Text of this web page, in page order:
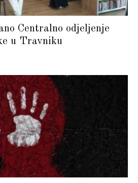
Centralno odjeljenje
u Travniku